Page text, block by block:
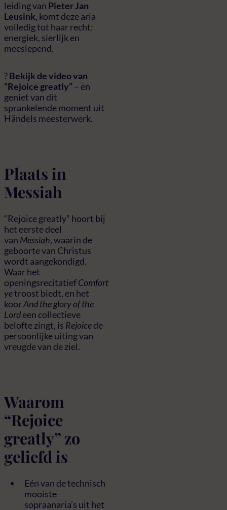
leiding van Pieter Jan
Leusink, komt deze aria
volledig tot haar recht:
energiek, sierlijk en
meeslepend.
?Bekijk de video van
“Rejoice greatly” – en
geniet van dit
sprankelende moment uit
Händels meesterwerk.
Plaats in
Messiah
“Rejoice greatly” hoort bij
het eerste deel
van Messiah, waarin de
geboorte van Christus
wordt aangekondigd.
Waar het
openingsrecitatiefComfort
yetroost biedt, en het
koorAnd the glory of the
Lordeen collectieve
belofte zingt, is Rejoicede
persoonlijke uiting van
vreugde van de ziel.
Waarom
“Rejoice
greatly” zo
geliefd is
Eén van de technisch
mooiste
sopraanaria’s uit het